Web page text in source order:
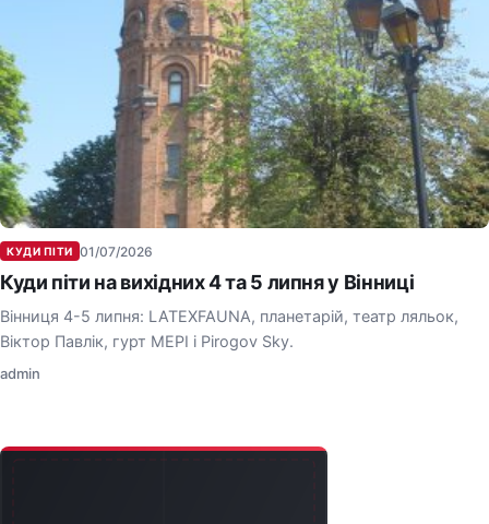
КУДИ ПІТИ 01/07/2026
Куди піти на вихідних 4 та 5 липня у Вінниці
Вінниця 4-5 липня: LATEXFAUNA, планетарій, театр ляльок,
Віктор Павлік, гурт МЕРІ і Pirogov Sky.
admin